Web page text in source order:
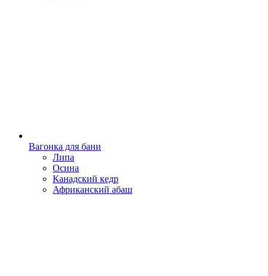
Вагонка для бани
Липа
Осина
Канадский кедр
Африканский абаш